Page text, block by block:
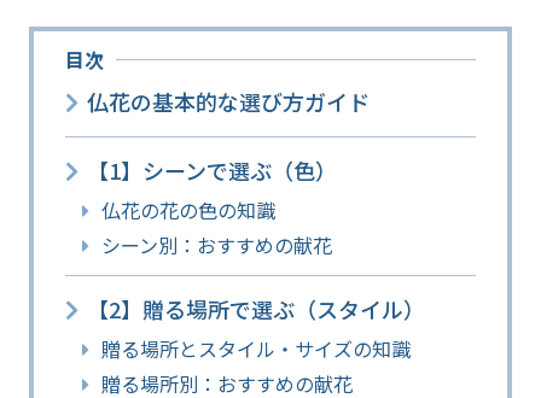
目次
仏花の基本的な選び方ガイド
【1】シーンで選ぶ（色）
仏花の花の色の知識
シーン別：おすすめの献花
【2】贈る場所で選ぶ（スタイル）
贈る場所とスタイル・サイズの知識
贈る場所別：おすすめの献花